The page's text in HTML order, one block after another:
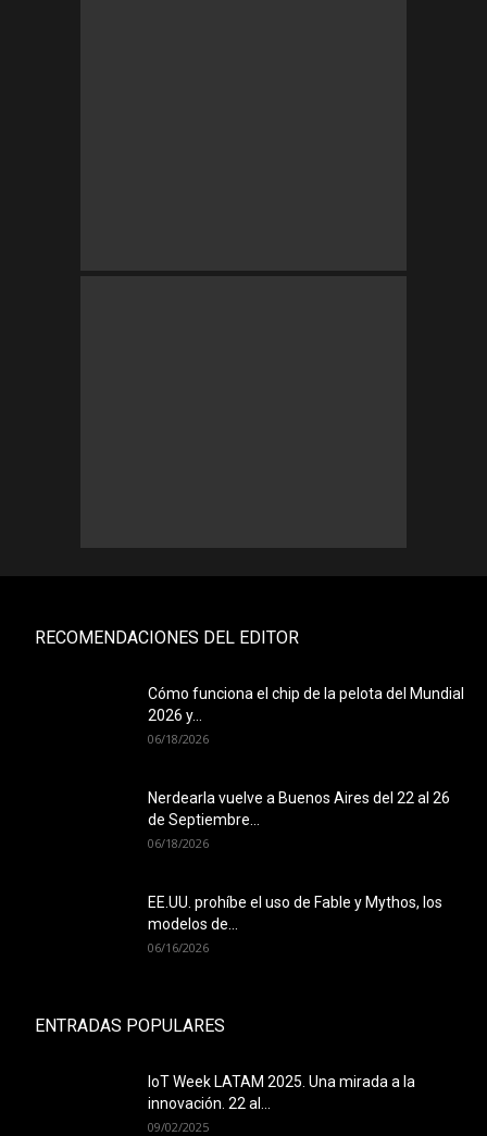
RECOMENDACIONES DEL EDITOR
Cómo funciona el chip de la pelota del Mundial
2026 y...
06/18/2026
Nerdearla vuelve a Buenos Aires del 22 al 26
de Septiembre...
06/18/2026
EE.UU. prohíbe el uso de Fable y Mythos, los
modelos de...
06/16/2026
ENTRADAS POPULARES
IoT Week LATAM 2025. Una mirada a la
innovación. 22 al...
09/02/2025